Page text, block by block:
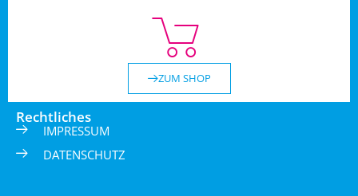
ZUM SHOP
Rechtliches
IMPRESSUM
DATENSCHUTZ